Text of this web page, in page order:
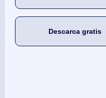
Descarca gratis